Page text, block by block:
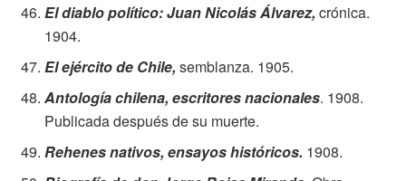
El diablo político: Juan Nicolás Álvarez, crónica.
1904.
El ejército de Chile, semblanza. 1905.
Antología chilena, escritores nacionales. 1908.
Publicada después de su muerte.
Rehenes nativos, ensayos históricos. 1908.